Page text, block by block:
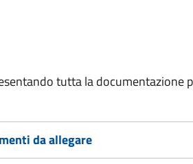
tutta la documentazione
da allegare